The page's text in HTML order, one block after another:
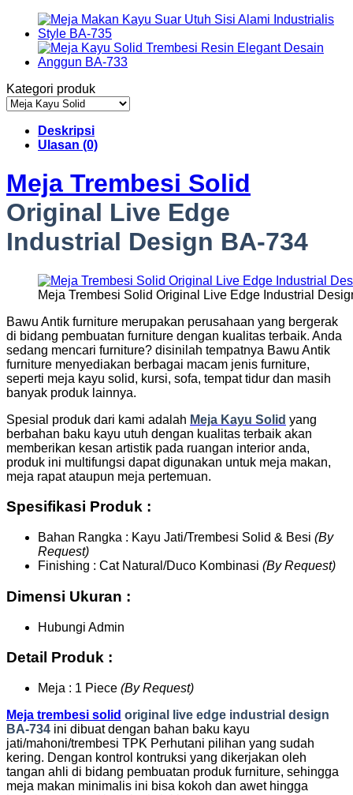
Kategori produk
Deskripsi
Ulasan (0)
Meja Trembesi Solid
Original Live Edge
Industrial Design BA-734
Meja Trembesi Solid Original Live Edge Industrial
Bawu Antik furniture merupakan perusahaan yang bergerak
di bidang pembuatan furniture dengan kualitas terbaik. Anda
sedang mencari furniture? disinilah tempatnya Bawu Antik
furniture menyediakan berbagai macam jenis furniture,
seperti meja kayu solid, kursi, sofa, tempat tidur dan masih
banyak produk lainnya.
Spesial produk dari kami adalah Meja Kayu Solid yang
berbahan baku kayu utuh dengan kualitas terbaik akan
memberikan kesan artistik pada ruangan interior anda,
produk ini multifungsi dapat digunakan untuk meja makan,
meja rapat ataupun meja pertemuan.
Spesifikasi Produk :
Bahan Rangka : Kayu Jati/Trembesi Solid & Besi (By
Request)
Finishing : Cat Natural/Duco Kombinasi (By Request)
Dimensi Ukuran :
Hubungi Admin
Detail Produk :
Meja : 1 Piece (By Request)
Meja trembesi solid original live edge industrial design
BA-734 ini dibuat dengan bahan baku kayu
jati/mahoni/trembesi TPK Perhutani pilihan yang sudah
kering. Dengan kontrol kontruksi yang dikerjakan oleh
tangan ahli di bidang pembuatan produk furniture, sehingga
meja makan minimalis ini bisa kokoh dan awet hingga